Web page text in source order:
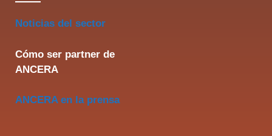
Noticias del sector
Cómo ser partner de
ANCERA
ANCERA en la prensa